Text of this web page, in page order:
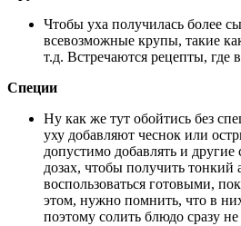
Чтобы уха получилась более
всевозможные крупы, такие
т.д. Встречаются рецепты, где
Специи
Ну как же тут обойтись без
уху добавляют чеснок или
допустимо добавлять и
дозах, чтобы получить
воспользоваться готовыми,
этом, нужно помнить, что в
поэтому солить блюдо сразу не